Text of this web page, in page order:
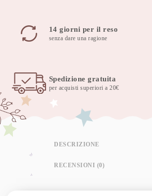
14 giorni per il reso
senza dare una ragione
Spedizione gratuita
per acquisti superiori a 20€
DESCRIZIONE
RECENSIONI (0)